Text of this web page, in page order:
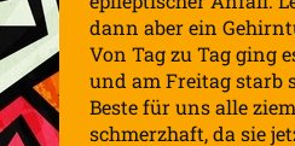
dann aber ein
Von Tag zu Tag ging
und am Freitag starb
Beste für uns alle
schmerzhaft, da sie